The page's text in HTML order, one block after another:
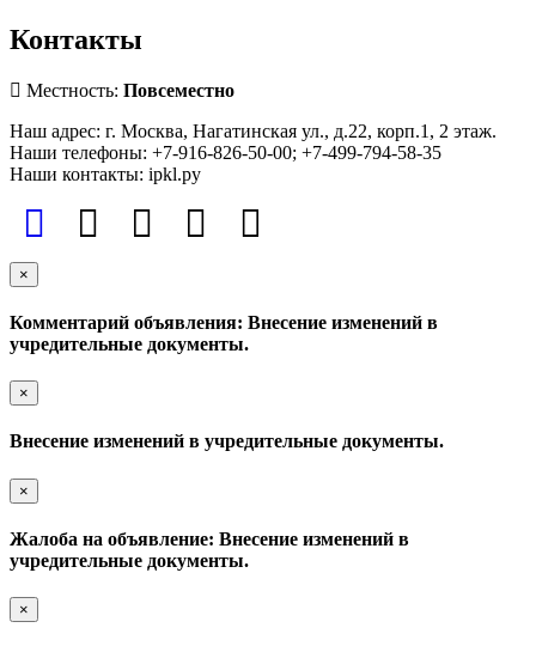
Контакты
Местность: Повсеместно
Наш адрес: г. Москва, Нагатинская ул., д.22, корп.1, 2 этаж.
Наши телефоны: +7-916-826-50-00; +7-499-794-58-35
Наши контакты: ipkl.ру
×
Комментарий объявления: Внесение изменений в
учредительные документы.
×
Внесение изменений в учредительные документы.
×
Жалоба на объявление: Внесение изменений в
учредительные документы.
×